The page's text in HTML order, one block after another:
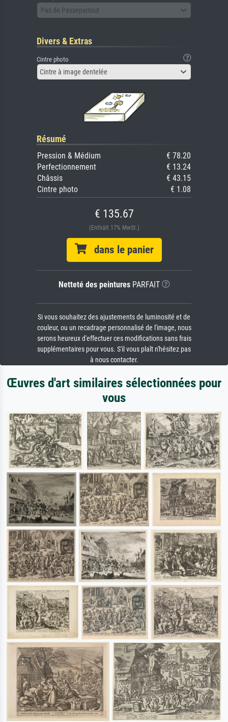
Pas de Passepartout
Divers & Extras
Cintre photo
Cintre à image dentelée
Résumé
Pression & Médium
€ 78.20
Perfectionnement
€ 13.24
Châssis
€ 43.15
Cintre photo
€ 1.08
€ 135.67
(Enthält 17% MwSt.)
dans le panier
Netteté des peinturesPARFAIT
Si vous souhaitez des ajustements de luminosité et de
couleur, ou un recadrage personnalisé de l'image, nous
serons heureux d'effectuer ces modifications sans frais
supplémentaires pour vous. S'il vous plaît n'hésitez pas
à nous contacter.
Œuvres d'art similaires sélectionnées pour
vous